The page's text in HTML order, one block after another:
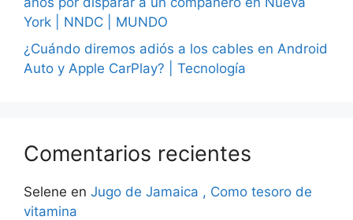
York | NNDC | MUNDO
¿Cuándo diremos adiós a los cables en Android
Auto y Apple CarPlay? | Tecnología
Comentarios recientes
Selene en Jugo de Jamaica , Como tesoro de
vitamina